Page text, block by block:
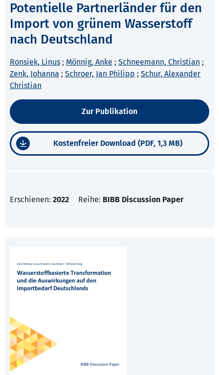
Potentielle Partnerländer für den
Import von grünem Wasserstoff
nach Deutschland
Ronsiek, Linus ; Mönnig, Anke ; Schneemann, Christian ;
Zenk, Johanna ; Schroer, Jan Philipp ; Schur, Alexander
Christian
Zur Publikation
Kostenfreier Download (PDF, 1,3 MB)
Erschienen: 2022 Reihe: BIBB Discussion Paper